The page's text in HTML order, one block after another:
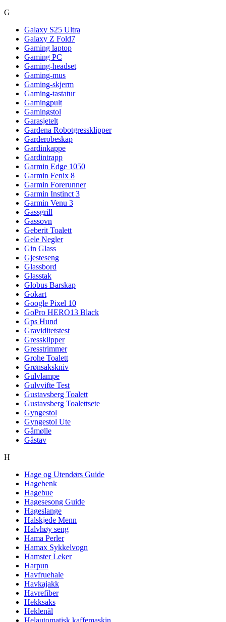
G
Galaxy S25 Ultra
Galaxy Z Fold7
Gaming laptop
Gaming PC
Gaming-headset
Gaming-mus
Gaming-skjerm
Gaming-tastatur
Gamingpult
Gamingstol
Garasjetelt
Gardena Robotgressklipper
Garderobeskap
Gardinkappe
Gardintrapp
Garmin Edge 1050
Garmin Fenix 8
Garmin Forerunner
Garmin Instinct 3
Garmin Venu 3
Gassgrill
Gassovn
Geberit Toalett
Gele Negler
Gin Glass
Gjesteseng
Glassbord
Glasstak
Globus Barskap
Gokart
Google Pixel 10
GoPro HERO13 Black
Gps Hund
Graviditetstest
Gressklipper
Gresstrimmer
Grohe Toalett
Grønsakskniv
Gulvlampe
Gulvvifte Test
Gustavsberg Toalett
Gustavsberg Toalettsete
Gyngestol
Gyngestol Ute
Gåmølle
Gåstav
H
Hage og Utendørs Guide
Hagebenk
Hagebue
Hagesesong Guide
Hageslange
Halskjede Menn
Halvhøy seng
Hama Perler
Hamax Sykkelvogn
Hamster Leker
Harpun
Havfruehale
Havkajakk
Havrefiber
Hekksaks
Heklenål
Helautomatisk kaffemaskin